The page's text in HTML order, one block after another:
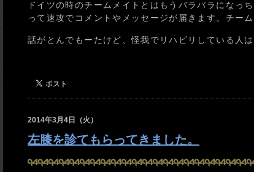
ドイツの時のチームメイトとはもうバラバラになっ
って速攻でコメントやメッセージが届きます。チー
話がとんでもーたけど、怪我でリハビリしている人
2014年3月4日（火）
左膝を診てもらってきました。